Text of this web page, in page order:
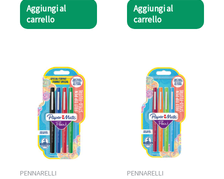
Aggiungi al
carrello
Aggiungi al
carrello
PENNARELLI PENNARELLI